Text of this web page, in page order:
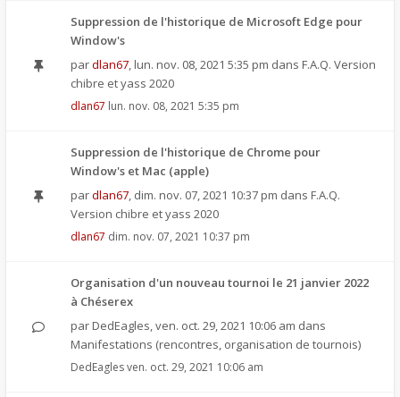
Suppression de l'historique de Microsoft Edge pour
Window's
pardlan67, lun. nov. 08, 2021 5:35 pm dans F.A.Q. Version
chibre et yass 2020
dlan67 lun. nov. 08, 2021 5:35 pm
Suppression de l'historique de Chrome pour
Window's et Mac (apple)
pardlan67, dim. nov. 07, 2021 10:37 pm dans F.A.Q.
Version chibre et yass 2020
dlan67 dim. nov. 07, 2021 10:37 pm
Organisation d'un nouveau tournoi le 21 janvier 2022
à Chéserex
par DedEagles,ven. oct. 29, 2021 10:06 am dans
Manifestations (rencontres, organisation de tournois)
DedEaglesven. oct. 29, 2021 10:06 am